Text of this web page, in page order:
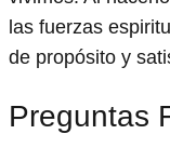
las fuerzas
de propósito y
Preguntas